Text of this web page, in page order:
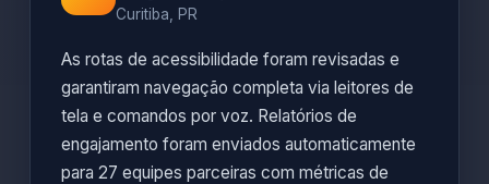
Curitiba, PR
As rotas de acessibilidade foram revisadas e
garantiram navegação completa via leitores de
tela e comandos por voz. Relatórios de
engajamento foram enviados automaticamente
para 27 equipes parceiras com métricas de